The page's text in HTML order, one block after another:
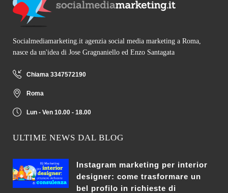
Socialmediamarketing.it agenzia social media marketing a Roma,
nasce da un'idea di Jose Gragnaniello ed Enzo Santagata
Chiama 3347572190
Roma
Lun - Ven 10.00 - 18.00
ULTIME NEWS DAL BLOG
Instagram marketing per interior
designer: come trasformare un
bel profilo in richieste di